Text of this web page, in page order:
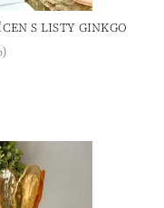
S LISTY GINKGO